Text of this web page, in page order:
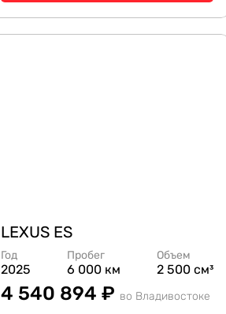
LEXUS ES
Год
2025
Пробег
6 000 км
Объем
2 500 см³
4 540 894 ₽ во Владивостоке